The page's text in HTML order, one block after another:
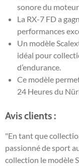
sonore du
La RX-7 FD a
performances
Un modèle
idéal pour
d’endurance.
Ce modèle
24 Heures du
Avis clients :
"En tant que
passionné de sport
collection le modèle